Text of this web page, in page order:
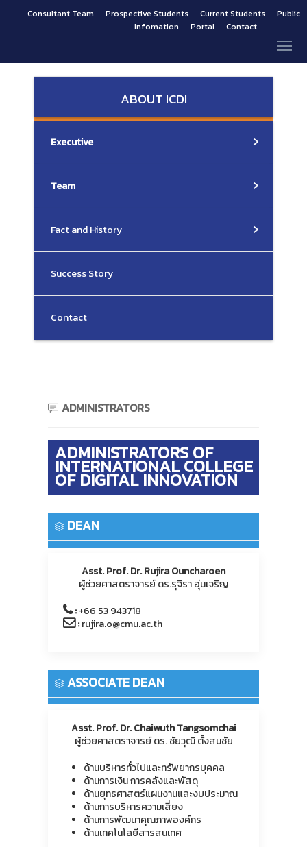
Consultant Team Prospective Students Current Students
Public
Infomation
Portal Contact
ABOUT ICDI
Executive
Team
Fact and History
Success Story
Contact
ADMINISTRATORS
ADMINISTRATORS OF
INTERNATIONAL COLLEGE
OF DIGITAL INNOVATION
DEAN
Asst. Prof. Dr. Rujira Ouncharoen
ผู้ช่วยศาสตราจารย์ ดร.รุจิรา อุ่นเจริญ
:+66 53 943718
:rujira.o@cmu.ac.th
ASSOCIATE DEAN
Asst. Prof. Dr. Chaiwuth Tangsomchai
ผู้ช่วยศาสตราจารย์ ดร. ชัยวุฒิ ตั้งสมชัย
ด้านบริหารทั่วไปและทรัพยากรบุคคล
ด้านการเงิน การคลังและพัสดุ
ด้านยุทธศาสตร์แผนงานและงบประมาณ
ด้านการบริหารความเสี่ยง
ด้านการพัฒนาคุณภาพองค์กร
ด้านเทคโนโลยีสารสนเทศ